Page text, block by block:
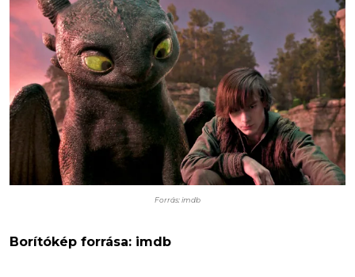
Forrás: imdb
Borítókép forrása: imdb